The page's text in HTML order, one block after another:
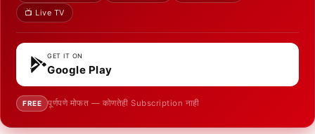
📺 Live TV
GET IT ON
Google Play
FREE पूर्णपणे मोफत — कोणतेही Subscription नाही